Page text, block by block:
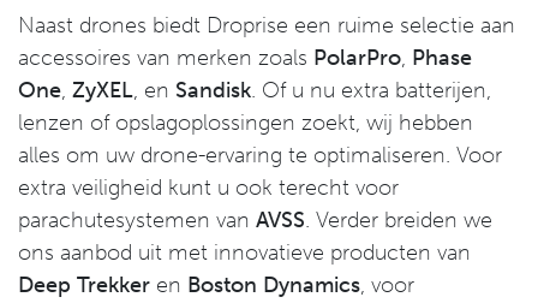
Naast drones biedt Droprise een ruime selectie aan
accessoires van merken zoals PolarPro, Phase
One, ZyXEL, en Sandisk. Of u nu extra batterijen,
lenzen of opslagoplossingen zoekt, wij hebben
alles om uw drone-ervaring te optimaliseren. Voor
extra veiligheid kunt u ook terecht voor
parachutesystemen van AVSS. Verder breiden we
ons aanbod uit met innovatieve producten van
Deep Trekker en Boston Dynamics, voor